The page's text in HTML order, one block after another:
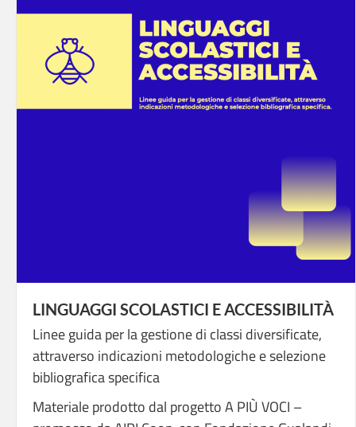
LINGUAGGI SCOLASTICI E ACCESSIBILITÀ
Linee guida per la gestione di classi diversificate,
attraverso indicazioni metodologiche e selezione
bibliografica specifica